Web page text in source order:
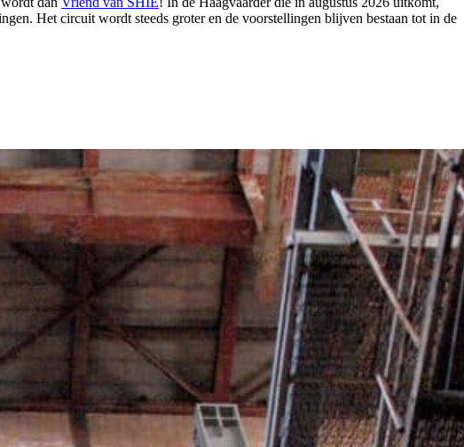
Het circuit wordt steeds groter en de voorstellingen blijven bestaan tot in de